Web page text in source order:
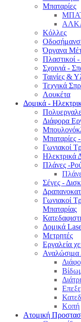
Μπαταρίες
Κόλλες
Όργανα
Πλαστικοί
Σχοινιά -
Ταινίες &
Τεχνικά
Λουκέτα
Δομικά -
Διάφορα
Μπαταρίες
Γωνιακοί
Ηλεκτρικά
Πλάνες -
Σέγες -
Γωνιακοί
Μπαταρίας
Δομικά
Μετρητές
Εργαλεία
Αναλώσιμα
Κοπή
Ατομική